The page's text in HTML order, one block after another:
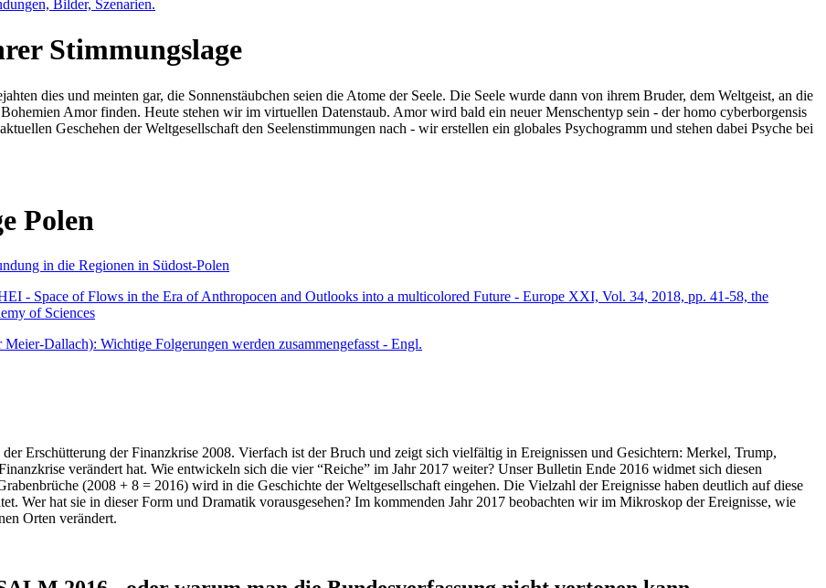
Bilder, Szenarien.
Stimmungslage
dies und meinten gar, die Sonnenstäubchen seien die Atome der Seele. Die Seele wurde dann von ihrem Bruder, dem Weltgeist, an die
Amor finden. Heute stehen wir im virtuellen Datenstaub. Amor wird bald ein neuer Menschentyp sein - der homo cyberborgensis
Geschehen der Weltgesellschaft den Seelenstimmungen nach - wir erstellen ein globales Psychogramm und stehen dabei Psyche bei
Polen
in die Regionen in Südost-Polen
- Space of Flows in the Era of Anthropocen and Outlooks into a multicolored Future - Europe XXI, Vol. 34, 2018, pp. 41-58, the
of Sciences
Dallach): Wichtige Folgerungen werden zusammengefasst - Engl.
Erschütterung der Finanzkrise 2008. Vierfach ist der Bruch und zeigt sich vielfältig in Ereignissen und Gesichtern: Merkel, Trump,
verändert hat. Wie entwickeln sich die vier “Reiche” im Jahr 2017 weiter? Unser Bulletin Ende 2016 widmet sich diesen
(2008 + 8 = 2016) wird in die Geschichte der Weltgesellschaft eingehen. Die Vielzahl der Ereignisse haben deutlich auf diese
Wer hat sie in dieser Form und Dramatik vorausgesehen? Im kommenden Jahr 2017 beobachten wir im Mikroskop der Ereignisse, wie
Orten verändert.